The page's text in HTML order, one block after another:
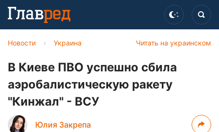
Читать на украинском
Новости › Украина
В Киеве ПВО успешно сбила
аэробалистическую ракету
"Кинжал" - ВСУ
Юлия Закрепа